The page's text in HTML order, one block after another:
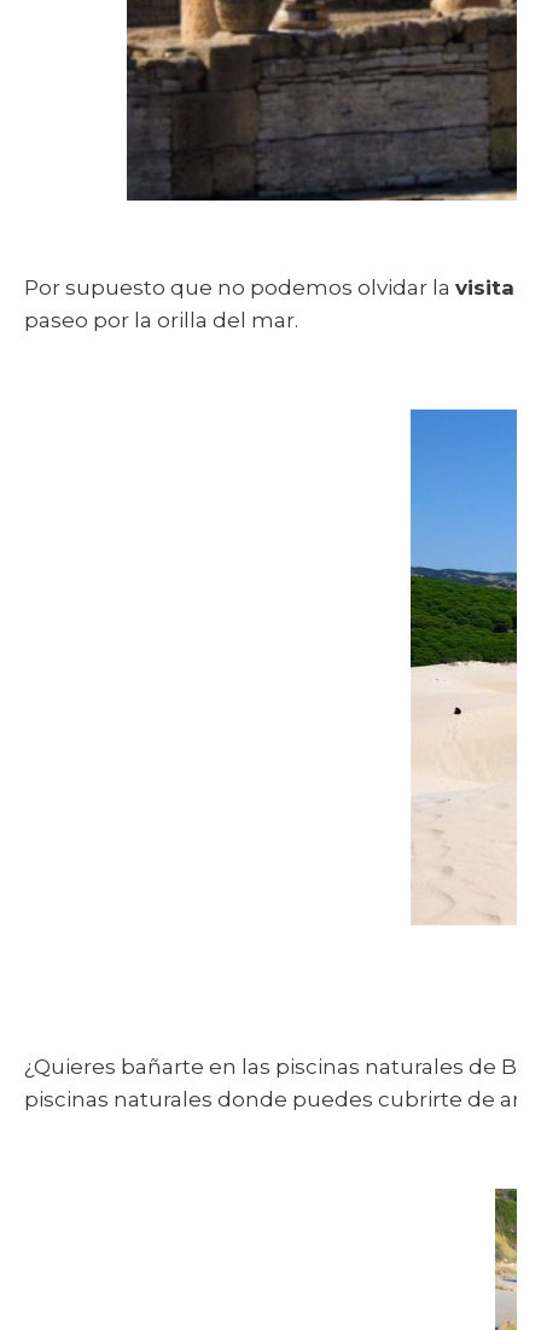
Por supuesto que no podemos olvidar la visita a
paseo por la orilla del mar.
¿Quieres bañarte en las piscinas naturales de
piscinas naturales donde puedes cubrirte de